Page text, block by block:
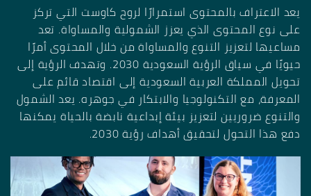
يعد الاعتراف بالمحتوى استمرارًا لروح كاوست التي تركز
على نوع المحتوى الذي يعزز الشمولية والمساواة. تعد
مساعيها لتعزيز التنوع والمساواة من خلال المحتوى أمرًا
حيويًا في سياق الرؤية السعودية 2030. وتهدف الرؤية إلى
تحويل المملكة العربية السعودية إلى اقتصاد قائم على
المعرفة، مع التكنولوجيا والابتكار في جوهره. يعد الشمول
والتنوع ضروريين لتعزيز بيئة إبداعية نابضة بالحياة يمكنها
دفع هذا التحول لتحقيق أهداف رؤية 2030.